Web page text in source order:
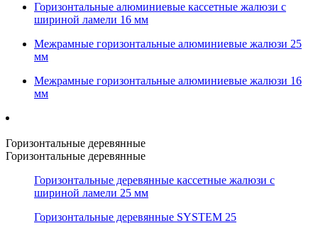
Горизонтальные алюминиевые кассетные жалюзи с
шириной ламели 16 мм
Межрамные горизонтальные алюминиевые жалюзи 25
мм
Межрамные горизонтальные алюминиевые жалюзи 16
мм
Горизонтальные деревянные
Горизонтальные деревянные
Горизонтальные деревянные кассетные жалюзи с
шириной ламели 25 мм
Горизонтальные деревянные SYSTEM 25